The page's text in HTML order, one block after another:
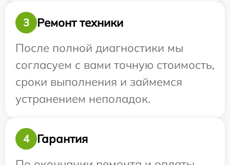
3
Ремонт техники
После полной диагностики мы
согласуем с вами точную стоимость,
сроки выполнения и займемся
устранением неполадок.
4
Гарантия